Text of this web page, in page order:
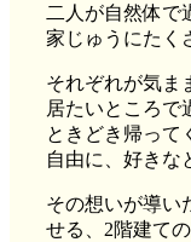
二人が自然体で
家じゅうにたく
それぞれが気ま
居たいところで
ときどき帰って
自由に、好き
その想いが導い
せる、2階建ての